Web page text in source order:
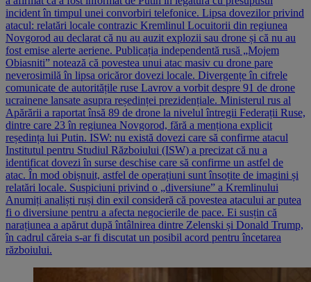
incident în timpul unei convorbiri telefonice. Lipsa dovezilor privind
atacul: relatări locale contrazic Kremlinul Locuitorii din regiunea
Novgorod au declarat că nu au auzit explozii sau drone și că nu au
fost emise alerte aeriene. Publicația independentă rusă „Mojem
Obiasniti” notează că povestea unui atac masiv cu drone pare
neverosimilă în lipsa oricăror dovezi locale. Divergențe în cifrele
comunicate de autoritățile ruse Lavrov a vorbit despre 91 de drone
ucrainene lansate asupra reședinței prezidențiale. Ministerul rus al
Apărării a raportat însă 89 de drone la nivelul întregii Federații Ruse,
dintre care 23 în regiunea Novgorod, fără a menționa explicit
reședința lui Putin. ISW: nu există dovezi care să confirme atacul
Institutul pentru Studiul Războiului (ISW) a precizat că nu a
identificat dovezi în surse deschise care să confirme un astfel de
atac. În mod obișnuit, astfel de operațiuni sunt însoțite de imagini și
relatări locale. Suspiciuni privind o „diversiune” a Kremlinului
Anumiți analiști ruși din exil consideră că povestea atacului ar putea
fi o diversiune pentru a afecta negocierile de pace. Ei susțin că
narațiunea a apărut după întâlnirea dintre Zelenski și Donald Trump,
în cadrul căreia s-ar fi discutat un posibil acord pentru încetarea
războiului.